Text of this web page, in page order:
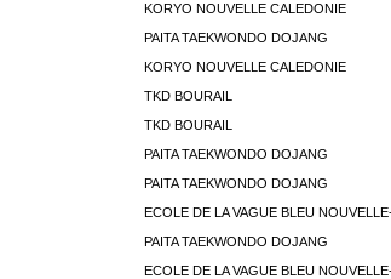
KORYO NOUVELLE CALEDONIE
PAITA TAEKWONDO DOJANG
KORYO NOUVELLE CALEDONIE
TKD BOURAIL
TKD BOURAIL
PAITA TAEKWONDO DOJANG
PAITA TAEKWONDO DOJANG
ECOLE DE LA VAGUE BLEU
PAITA TAEKWONDO DOJANG
ECOLE DE LA VAGUE BLEU